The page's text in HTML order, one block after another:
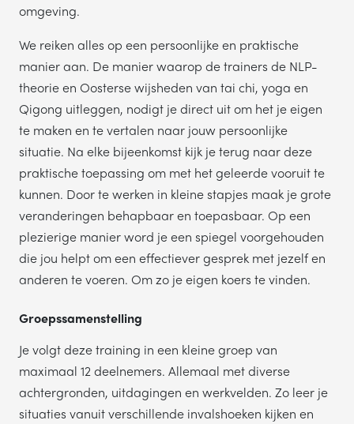
omgeving.
We reiken alles op een persoonlijke en praktische
manier aan. De manier waarop de trainers de NLP-
theorie en Oosterse wijsheden van tai chi, yoga en
Qigong uitleggen, nodigt je direct uit om het je eigen
te maken en te vertalen naar jouw persoonlijke
situatie. Na elke bijeenkomst kijk je terug naar deze
praktische toepassing om met het geleerde vooruit te
kunnen. Door te werken in kleine stapjes maak je grote
veranderingen behapbaar en toepasbaar. Op een
plezierige manier word je een spiegel voorgehouden
die jou helpt om een effectiever gesprek met jezelf en
anderen te voeren. Om zo je eigen koers te vinden.
Groepssamenstelling
Je volgt deze training in een kleine groep van
maximaal 12 deelnemers. Allemaal met diverse
achtergronden, uitdagingen en werkvelden. Zo leer je
situaties vanuit verschillende invalshoeken kijken en